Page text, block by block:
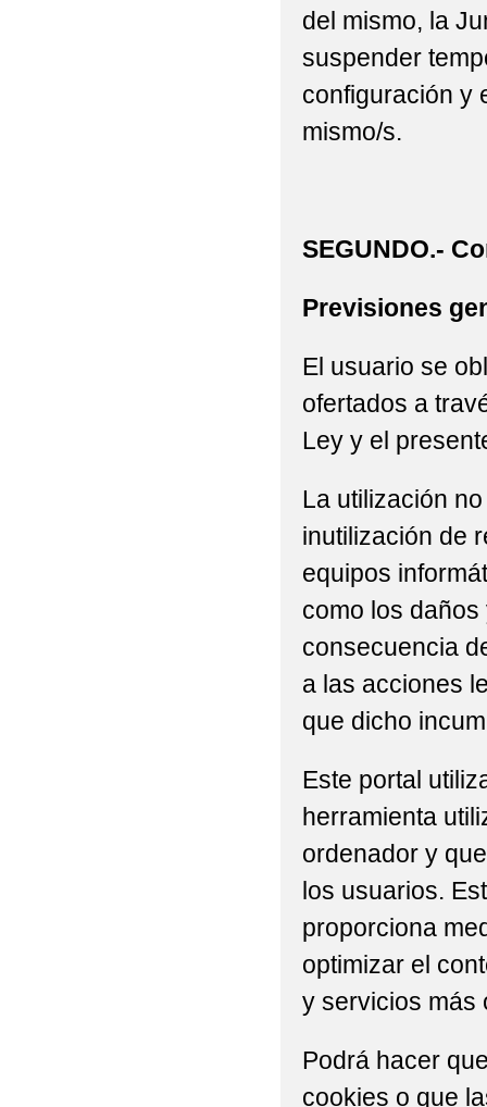
del mismo, la
suspender
configuración y
mismo/s.
SEGUNDO.-
Previsiones
El usuario se
ofertados a
Ley y el
La utilización
inutilización de
equipos
como los
consecuencia
a las acciones
que dicho
Este portal
herramienta
ordenador y
los usuarios.
proporciona
optimizar el
y servicios más
Podrá hacer
cookies o que